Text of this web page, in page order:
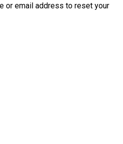
or email address to reset your